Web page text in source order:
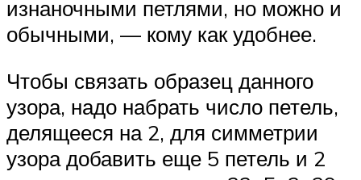
изнаночными петлями, но можно и
обычными, — кому как удобнее.
Чтобы связать образец данного
узора, надо набрать число петель,
делящееся на 2, для симметрии
узора добавить еще 5 петель и 2